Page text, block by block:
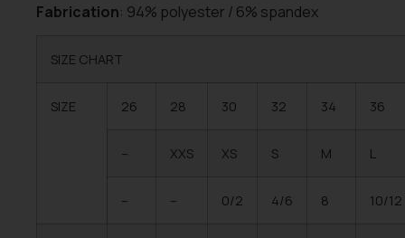
Fabrication: 94% polyester / 6% spandex
SIZE CHART
SIZE 26 28 30 32 34 36
– XXS XS S M L
– – 0/2 4/6 8 10/12